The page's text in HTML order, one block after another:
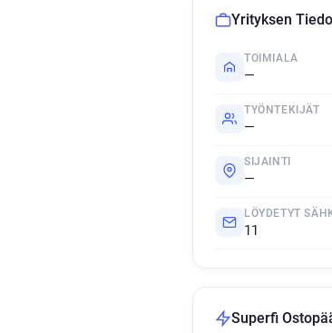
Yrityksen
TOIMIALA
—
TYÖNTEKIJÄT
—
SIJAINTI
—
LÖYDETYT
11
Superfi